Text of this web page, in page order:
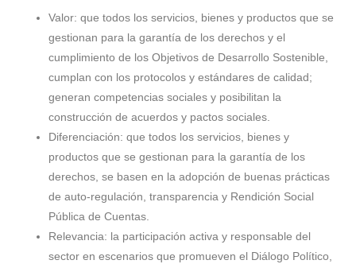
Valor: que todos los servicios, bienes y productos que se
gestionan para la garantía de los derechos y el
cumplimiento de los Objetivos de Desarrollo Sostenible,
cumplan con los protocolos y estándares de calidad;
generan competencias sociales y posibilitan la
construcción de acuerdos y pactos sociales.
Diferenciación: que todos los servicios, bienes y
productos que se gestionan para la garantía de los
derechos, se basen en la adopción de buenas prácticas
de auto-regulación, transparencia y Rendición Social
Pública de Cuentas.
Relevancia: la participación activa y responsable del
sector en escenarios que promueven el Diálogo Político,